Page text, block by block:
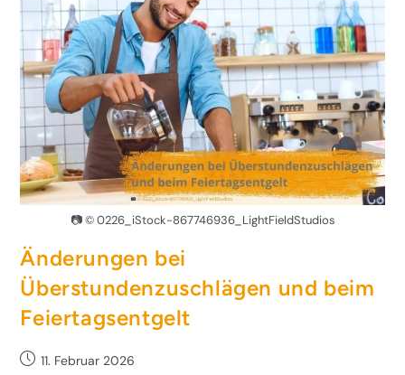
📷 © 0226_iStock-867746936_LightFieldStudios
Änderungen bei
Überstundenzuschlägen und beim
Feiertagsentgelt
11. Februar 2026